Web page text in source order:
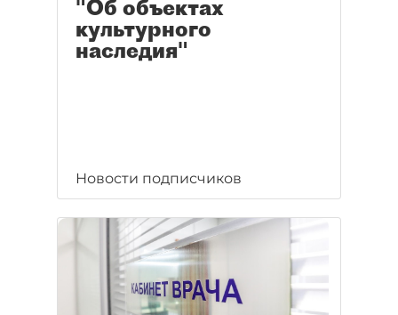
"Об объектах
культурного
наследия"
Новости подписчиков